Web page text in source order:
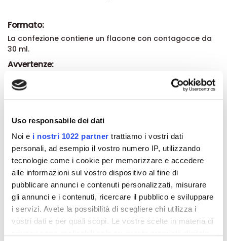
Uso responsabile dei dati
Noi e i nostri 1022 partner trattiamo i vostri dati
personali, ad esempio il vostro numero IP, utilizzando
tecnologie come i cookie per memorizzare e accedere
alle informazioni sul vostro dispositivo al fine di
pubblicare annunci e contenuti personalizzati, misurare
gli annunci e i contenuti, ricercare il pubblico e sviluppare
i servizi. Avete la possibilità di scegliere chi utilizza i
vostri dati e per quali scopi. Le vostre scelte in materia di
Formato:
La confezione contiene un flacone con contagocce da
30 ml.
Avvertenze:
I fiori australiani non hanno interazioni con farmaci o
altri cibi e possono essere assunti a qualsiasi età. Sono
consigliati anche ai bambini piccoli per i quali possono
bevande.
sostituire una diagnosi o consigli del medico, poiché
solo il medico può stilare qualsiasi prescrizione e dare
indicazioni terapeutiche. Quanto riportato costituisce
solamente una guida informativa: gli integratori
alimentari, le piante, gli estratti vegetali e i prodotti
erboristici non possono essere considerati come
sostituti di una dieta bilanciata ed equilibrata ed uno
stile di vita sano e controllato. In caso di patologie,
disturbi o allergie è sempre bene consultare il proprio